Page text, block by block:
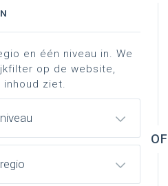
S - 3de graad
achtergrond
en één niveau in. We
op de website,
ziet.